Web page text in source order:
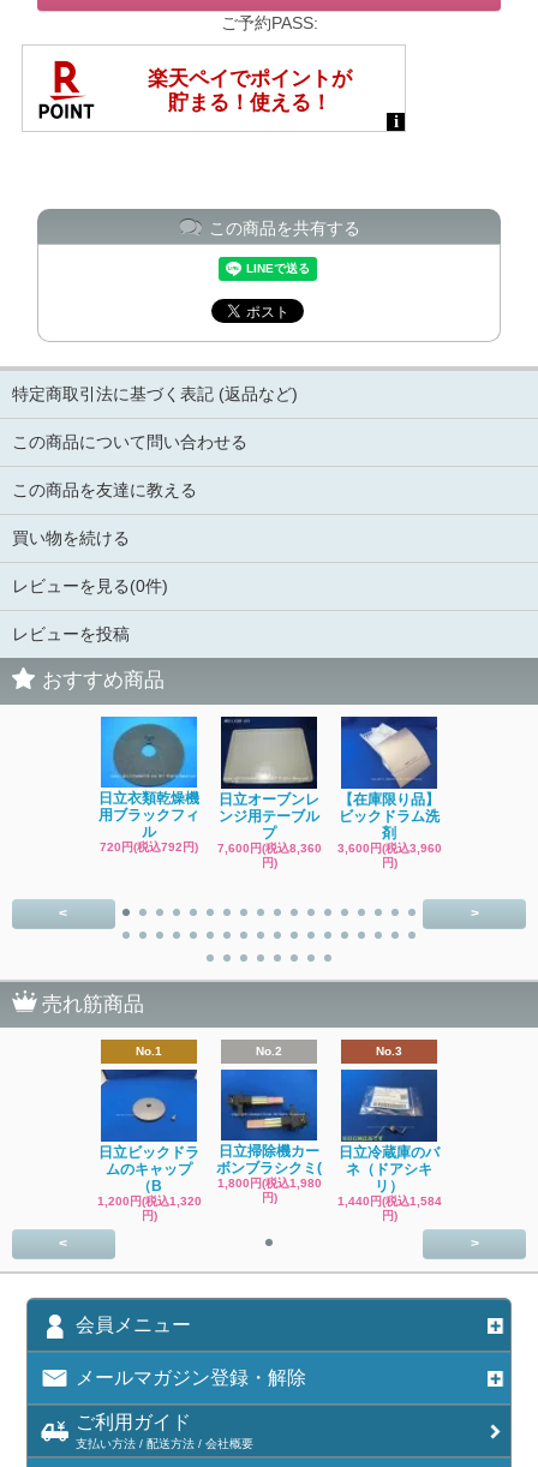
ご予約PASS:
この商品を共有する
特定商取引法に基づく表記 (返品など)
この商品について問い合わせる
この商品を友達に教える
買い物を続ける
レビューを見る(0件)
レビューを投稿
おすすめ商品
日立衣類乾燥機
用ブラックフィ
ル
720円(税込792円)
日立オーブンレ
ンジ用テーブル
プ
7,600円(税込8,360
円)
【在庫限り品】
ビックドラム洗
剤
3,600円(税込3,960
円)
< >
売れ筋商品
No.1
日立ビックドラ
ムのキャップ
（B
1,200円(税込1,320
円)
No.2
日立掃除機カー
ボンブラシクミ(
1,800円(税込1,980
円)
No.3
日立冷蔵庫のバ
ネ（ドアシキ
リ）
1,440円(税込1,584
円)
< >
会員メニュー
メールマガジン登録・解除
ご利用ガイド
支払い方法 / 配送方法 / 会社概要